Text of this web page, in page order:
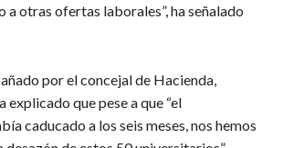
a otras ofertas laborales”, ha señalado
por el concejal de Hacienda,
explicado que pese a que “el
caducado a los seis meses, nos hemos